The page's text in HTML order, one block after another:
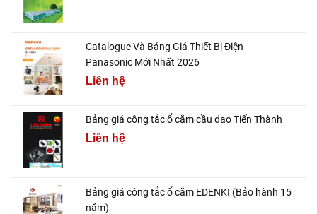
Catalogue Và Bảng Giá Thiết Bị Điện
Panasonic Mới Nhất 2026
Liên hệ
Bảng giá công tắc ổ cắm cầu dao Tiến Thành
Liên hệ
Bảng giá công tắc ổ cắm EDENKI (Bảo hành 15
năm)